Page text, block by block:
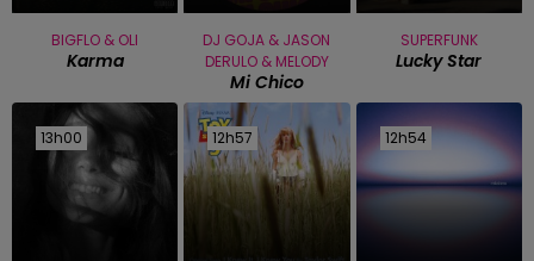
BIGFLO & OLI
Karma
DJ GOJA & JASON
DERULO & MELODY
Mi Chico
SUPERFUNK
Lucky Star
13h00
13h00 12h57
12h57 12h54
12h54